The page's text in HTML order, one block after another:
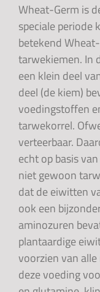
Wheat-Germ is
speciale periode
betekend
tarwekiemen. In
een klein deel
deel (de kiem)
voedingstoffen
tarwekorrel.
verteerbaar.
echt op basis
niet gewoon
dat de eiwitten
ook een
aminozuren
plantaardige
voorzien van
deze voeding